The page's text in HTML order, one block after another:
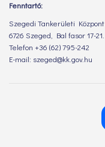
Fenntartó:
Szegedi Tankerületi Központ
6726 Szeged, Bal fasor 17-21.
Telefon +36 (62) 795-242
E-mail: szeged@kk.gov.hu